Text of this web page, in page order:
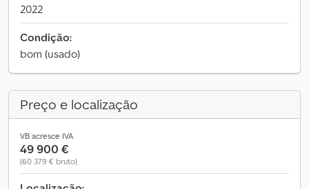
2022
Condição:
bom (usado)
Preço e localização
VB acresce IVA
49 900 €
(60 379 € bruto)